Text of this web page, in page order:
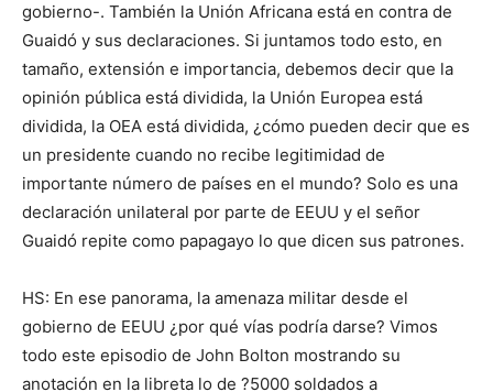
gobierno-. También la Unión Africana está en contra de
Guaidó y sus declaraciones. Si juntamos todo esto, en
tamaño, extensión e importancia, debemos decir que la
opinión pública está dividida, la Unión Europea está
dividida, la OEA está dividida, ¿cómo pueden decir que es
un presidente cuando no recibe legitimidad de
importante número de países en el mundo? Solo es una
declaración unilateral por parte de EEUU y el señor
Guaidó repite como papagayo lo que dicen sus patrones.
HS: En ese panorama, la amenaza militar desde el
gobierno de EEUU ¿por qué vías podría darse? Vimos
todo este episodio de John Bolton mostrando su
anotación en la libreta lo de ?5000 soldados a